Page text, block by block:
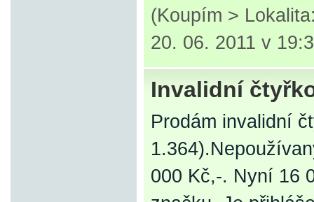
(Koupím >
20. 06. 2011 v
Invalidní
Prodám invalidní
000 Kč,-. Nyní 16